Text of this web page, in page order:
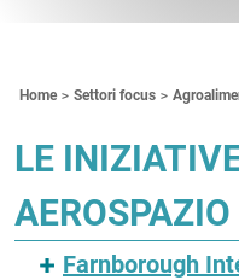
Contenuti Principali
Home Settori focus
LE
AEROSPAZIO
Farnborough